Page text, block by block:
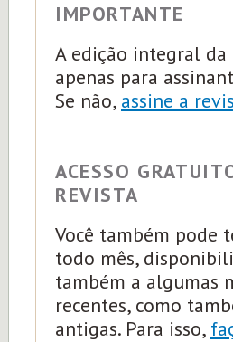
IMPORTANTE
A edição integral
apenas para
Se não, assine a
ACESSO
REVISTA
Você também pode
todo mês,
também a algumas
recentes, como
antigas. Para isso,